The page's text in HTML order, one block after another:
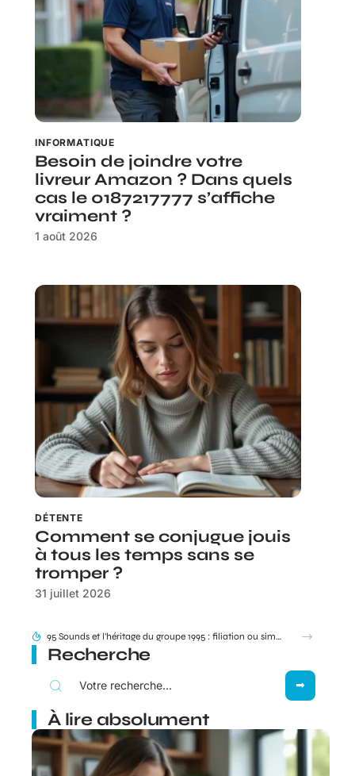
INFORMATIQUE
Besoin de joindre votre
livreur Amazon ? Dans quels
cas le 0187217777 s’affiche
vraiment ?
1 août 2026
DÉTENTE
Comment se conjugue jouis
à tous les temps sans se
tromper ?
31 juillet 2026
Besoin de joindre votre livreur Amazon ? Dans quels cas le 0187217777 s’affiche vraiment ?
Recherche
À lire absolument